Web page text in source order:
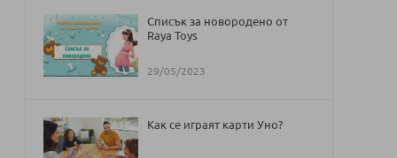
Списък за новородено от
Raya Toys
29/05/2023
Как се играят карти Уно?